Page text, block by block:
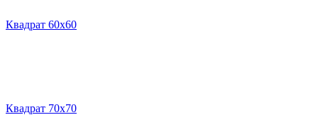
Квадрат 60х60
Квадрат 70х70